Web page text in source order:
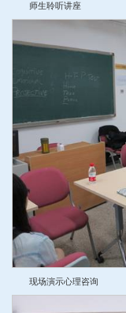
师生聆听讲座
现场演示心理咨询